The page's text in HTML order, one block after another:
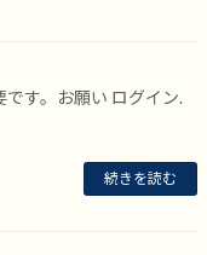
す。お願い ログイン.
続きを読む